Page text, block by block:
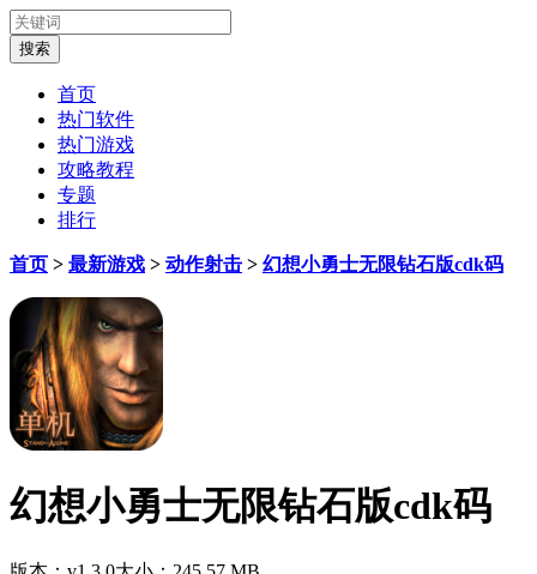
首页
热门软件
热门游戏
攻略教程
专题
排行
首页 > 最新游戏 > 动作射击 > 幻想小勇士无限钻石版cdk码
幻想小勇士无限钻石版cdk码